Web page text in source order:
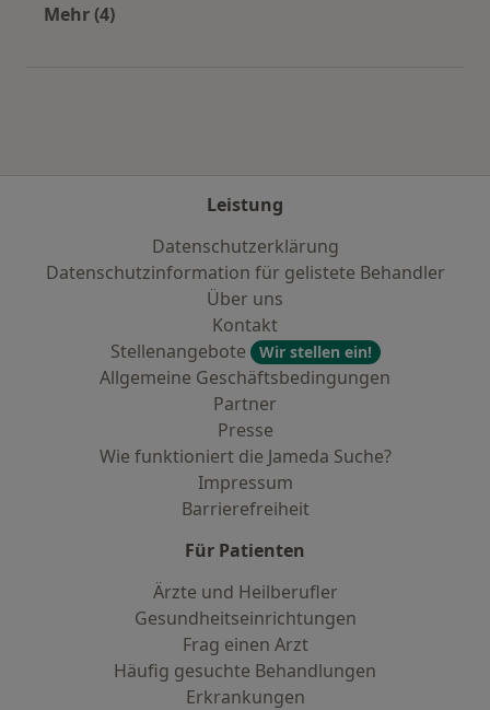
Mehr (4)
Leistung
Datenschutzerklärung
Datenschutzinformation für gelistete Behandler
Über uns
Kontakt
Stellenangebote
Wir stellen ein!
Allgemeine Geschäftsbedingungen
Partner
Presse
Wie funktioniert die Jameda Suche?
Impressum
Barrierefreiheit
Für Patienten
Ärzte und Heilberufler
Gesundheitseinrichtungen
Frag einen Arzt
Häufig gesuchte Behandlungen
Erkrankungen